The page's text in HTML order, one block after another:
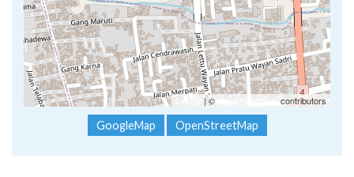
Leaflet | ©OpenStreetMap contributors
GoogleMap OpenStreetMap